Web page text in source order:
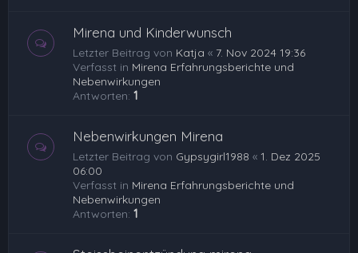
Mirena und Kinderwunsch
Letzter Beitrag von Katja « 7. Nov 2024 19:36
Verfasst in Mirena Erfahrungsberichte und
Nebenwirkungen
Antworten: 1
Nebenwirkungen Mirena
Letzter Beitrag von Gypsygirl1988 « 1. Dez 2025
06:00
Verfasst in Mirena Erfahrungsberichte und
Nebenwirkungen
Antworten: 1